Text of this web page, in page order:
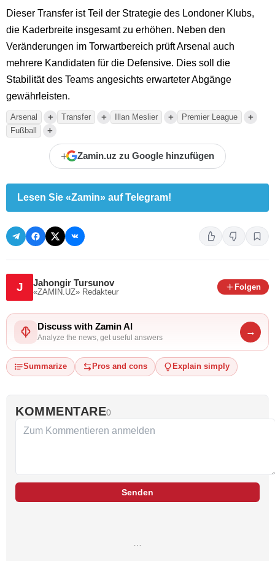
Dieser Transfer ist Teil der Strategie des Londoner Klubs,
die Kaderbreite insgesamt zu erhöhen. Neben den
Veränderungen im Torwartbereich prüft Arsenal auch
mehrere Kandidaten für die Defensive. Dies soll die
Stabilität des Teams angesichts erwarteter Abgänge
gewährleisten.
Arsenal + Transfer + Illan Meslier + Premier League +
Fußball +
+ Zamin.uz zu Google hinzufügen
Lesen Sie «Zamin» auf Telegram!
J Jahongir Tursunov
«ZAMIN.UZ» Redakteur
Folgen
Discuss with Zamin AI
Analyze the news, get useful answers
→
Summarize Pros and cons Explain simply
KOMMENTARE0
Senden